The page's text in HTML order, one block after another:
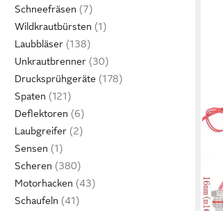
Schneefräsen
Wildkrautbürsten
Laubbläser
Unkrautbrenner
Drucksprühgeräte
Spaten
Deflektoren
Laubgreifer
Sensen
Scheren
Motorhacken
Schaufeln